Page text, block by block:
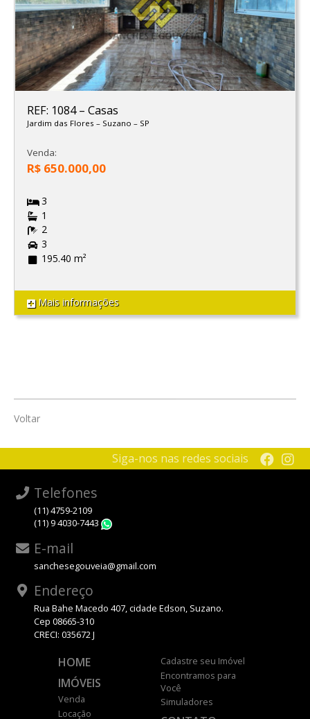
REF: 1084– Casas
Jardim das Flores – Suzano – SP
Venda:
R$ 650.000,00
3
1
2
3
195.40 m²
Mais informações
Voltar
Siga-nos nas redes sociais
Telefones
(11) 4759-2109
(11) 9 4030-7443
E-mail
sanchesegouveia@gmail.com
Endereço
Rua Bahe Macedo 407, cidade Edson, Suzano.
Cep 08665-310
CRECI: 035672 J
HOME
IMÓVEIS
Venda
Locação
Cadastre seu Imóvel
Encontramos para
Você
Simuladores